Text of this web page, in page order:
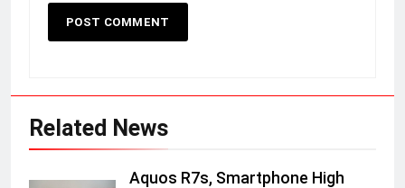
Related News
Aquos R7s, Smartphone High